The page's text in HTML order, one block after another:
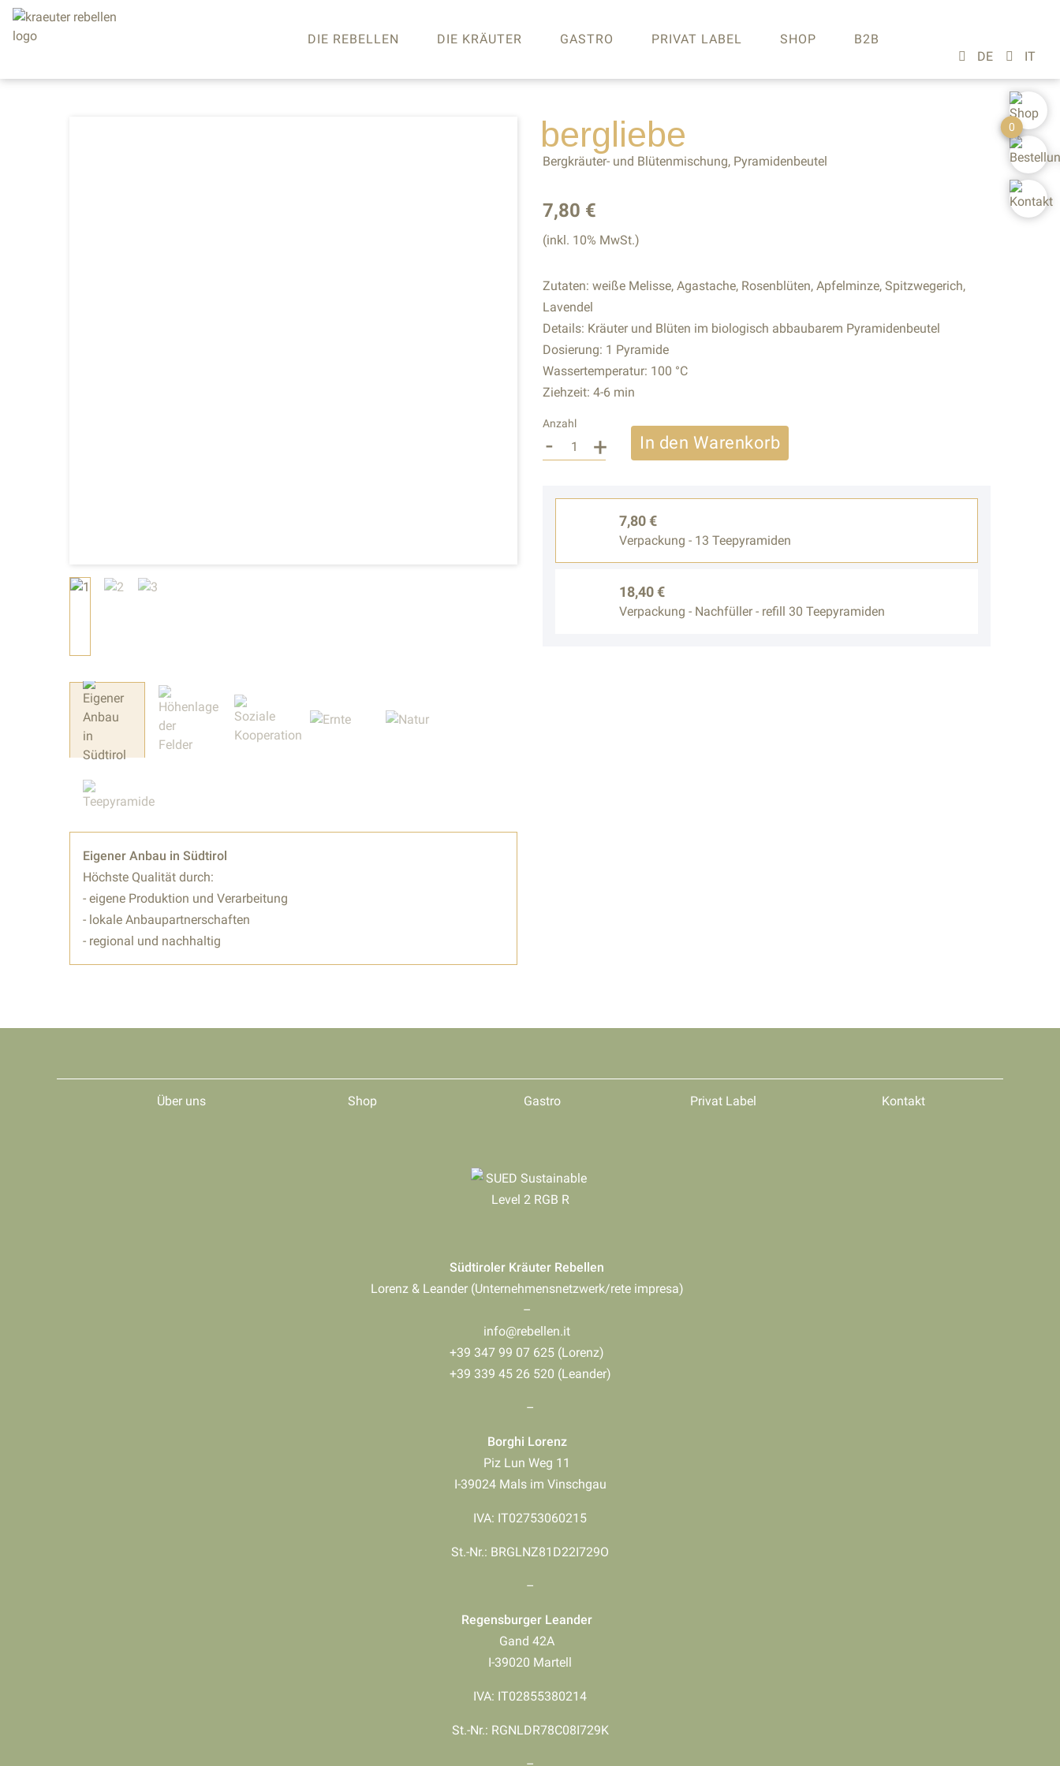
Eigener Anbau in Südtirol
Höchste Qualität durch:
- eigene Produktion und Verarbeitung
- lokale Anbaupartnerschaften
- regional und nachhaltig
bergliebe
Bergkräuter- und Blütenmischung, Pyramidenbeutel
7,80 €
(inkl. 10% MwSt.)
Zutaten: weiße Melisse, Agastache, Rosenblüten, Apfelminze, Spitzwegerich,
Lavendel
Details: Kräuter und Blüten im biologisch abbaubarem Pyramidenbeutel
Dosierung: 1 Pyramide
Wassertemperatur: 100 °C
Ziehzeit: 4-6 min
Anzahl
- + In den Warenkorb
7,80 €
Verpackung - 13 Teepyramiden
18,40 €
Verpackung - Nachfüller - refill 30 Teepyramiden
DIE REBELLEN DIE KRÄUTER GASTRO PRIVAT LABEL SHOP B2B
Über uns Shop Gastro Privat Label Kontakt
Südtiroler Kräuter Rebellen
Lorenz & Leander (Unternehmensnetzwerk/rete impresa)
–
info@rebellen.it
+39 347 99 07 625 (Lorenz)
+39 339 45 26 520 (Leander)
–
Borghi Lorenz
Piz Lun Weg 11
I-39024 Mals im Vinschgau
IVA: IT02753060215
St.-Nr.: BRGLNZ81D22I729O
–
Regensburger Leander
Gand 42A
I-39020 Martell
IVA: IT02855380214
St.-Nr.: RGNLDR78C08I729K
0